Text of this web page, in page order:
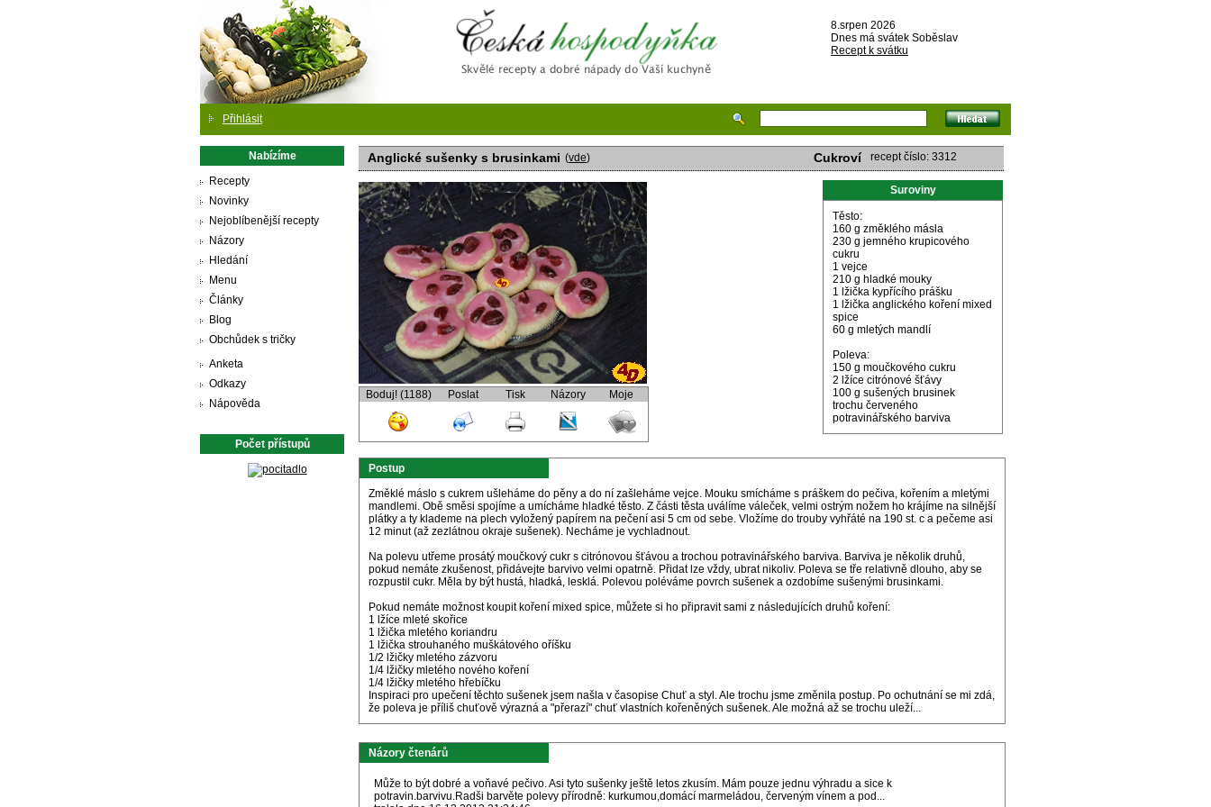
Česká hospodyňka
8.srpen 2026
Dnes má svátek Soběslav
Recept k svátku
Přihlásit
Nabízíme
Recepty
Novinky
Nejoblíbenější recepty
Názory
Hledání
Menu
Články
Blog
Obchůdek s tričky
Anketa
Odkazy
Nápověda
Počet přístupů
Anglické sušenky s brusinkami (vde) Cukroví recept číslo: 3312
Boduj! (1188) Poslat Tisk Názory Moje
Suroviny
Těsto:
160 g změklého másla
230 g jemného krupicového
cukru
1 vejce
210 g hladké mouky
1 lžička kypřícího prášku
1 lžička anglického koření mixed
spice
60 g mletých mandlí
Poleva:
150 g moučkového cukru
2 lžíce citrónové šťávy
100 g sušených brusinek
trochu červeného
potravinářského barviva
Postup
Změklé máslo s cukrem ušleháme do pěny a do ní zašleháme vejce. Mouku smícháme s práškem do pečiva, kořením a mletými
mandlemi. Obě směsi spojíme a umícháme hladké těsto. Z části těsta uválíme váleček, velmi ostrým nožem ho krájíme na silnější
plátky a ty klademe na plech vyložený papírem na pečení asi 5 cm od sebe. Vložíme do trouby vyhřáté na 190 st. c a pečeme asi
12 minut (až zezlátnou okraje sušenek). Necháme je vychladnout.
Na polevu utřeme prosátý moučkový cukr s citrónovou šťávou a trochou potravinářského barviva. Barviva je několik druhů,
pokud nemáte zkušenost, přidávejte barvivo velmi opatrně. Přidat lze vždy, ubrat nikoliv. Poleva se tře relativně dlouho, aby se
rozpustil cukr. Měla by být hustá, hladká, lesklá. Polevou poléváme povrch sušenek a ozdobíme sušenými brusinkami.
Pokud nemáte možnost koupit koření mixed spice, můžete si ho připravit sami z následujících druhů koření:
1 lžíce mleté skořice
1 lžička mletého koriandru
1 lžička strouhaného muškátového oříšku
1/2 lžičky mletého zázvoru
1/4 lžičky mletého nového koření
1/4 lžičky mletého hřebíčku
Inspiraci pro upečení těchto sušenek jsem našla v časopise Chuť a styl. Ale trochu jsme změnila postup. Po ochutnání se mi zdá,
že poleva je příliš chuťově výrazná a "přerazí" chuť vlastních kořeněných sušenek. Ale možná až se trochu uleží...
Názory čtenárů
Může to být dobré a voňavé pečivo. Asi tyto sušenky ještě letos zkusím. Mám pouze jednu výhradu a sice k
potravin.barvivu.Radši barvěte polevy přírodně: kurkumou,domácí marmeládou, červeným vínem a pod...